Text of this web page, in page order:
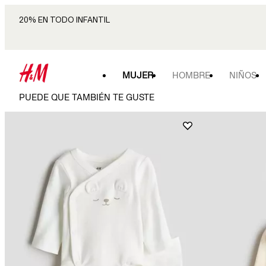
20% EN TODO INFANTIL
MUJER HOMBRE NIÑOS
PUEDE QUE TAMBIÉN TE GUSTE